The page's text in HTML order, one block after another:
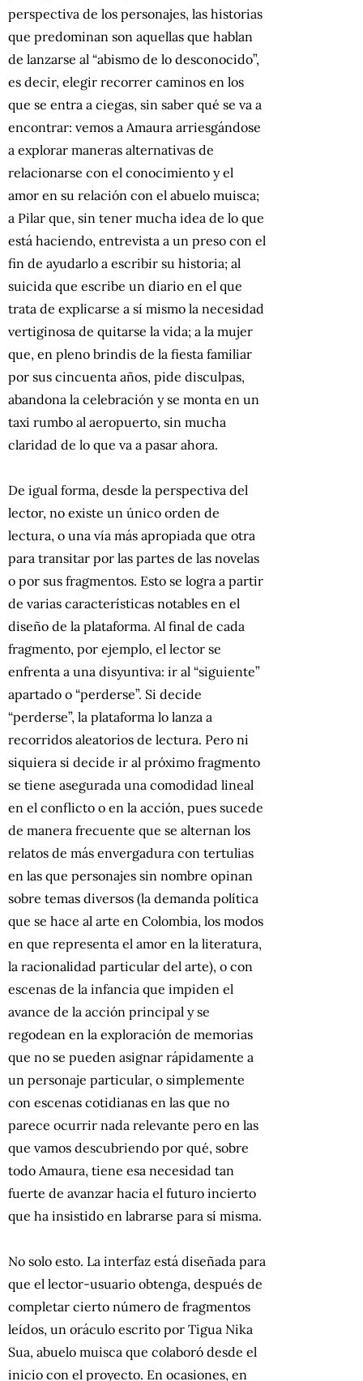
perspectiva de los personajes, las historias
que predominan son aquellas que hablan
de lanzarse al “abismo de lo desconocido”,
es decir, elegir recorrer caminos en los
que se entra a ciegas, sin saber qué se va a
encontrar: vemos a Amaura arriesgándose
a explorar maneras alternativas de
relacionarse con el conocimiento y el
amor en su relación con el abuelo muisca;
a Pilar que, sin tener mucha idea de lo que
está haciendo, entrevista a un preso con el
fin de ayudarlo a escribir su historia; al
suicida que escribe un diario en el que
trata de explicarse a sí mismo la necesidad
vertiginosa de quitarse la vida; a la mujer
que, en pleno brindis de la fiesta familiar
por sus cincuenta años, pide disculpas,
abandona la celebración y se monta en un
taxi rumbo al aeropuerto, sin mucha
claridad de lo que va a pasar ahora.
De igual forma, desde la perspectiva del
lector, no existe un único orden de
lectura, o una vía más apropiada que otra
para transitar por las partes de las novelas
o por sus fragmentos. Esto se logra a partir
de varias características notables en el
diseño de la plataforma. Al final de cada
fragmento, por ejemplo, el lector se
enfrenta a una disyuntiva: ir al “siguiente”
apartado o “perderse”. Si decide
“perderse”, la plataforma lo lanza a
recorridos aleatorios de lectura. Pero ni
siquiera si decide ir al próximo fragmento
se tiene asegurada una comodidad lineal
en el conflicto o en la acción, pues sucede
de manera frecuente que se alternan los
relatos de más envergadura con tertulias
en las que personajes sin nombre opinan
sobre temas diversos (la demanda política
que se hace al arte en Colombia, los modos
en que representa el amor en la literatura,
la racionalidad particular del arte), o con
escenas de la infancia que impiden el
avance de la acción principal y se
regodean en la exploración de memorias
que no se pueden asignar rápidamente a
un personaje particular, o simplemente
con escenas cotidianas en las que no
parece ocurrir nada relevante pero en las
que vamos descubriendo por qué, sobre
todo Amaura, tiene esa necesidad tan
fuerte de avanzar hacia el futuro incierto
que ha insistido en labrarse para sí misma.
No solo esto. La interfaz está diseñada para
que el lector-usuario obtenga, después de
completar cierto número de fragmentos
leídos, un oráculo escrito por Tigua Nika
Sua, abuelo muisca que colaboró desde el
inicio con el proyecto. En ocasiones, en